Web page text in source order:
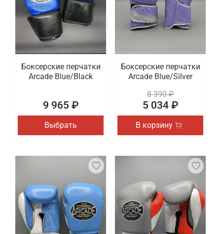
Боксерские перчатки
Arcade Blue/Black
9 965 ₽
Выбрать
Боксерские перчатки
Arcade Blue/Silver
8 390 ₽
5 034 ₽
В корзину